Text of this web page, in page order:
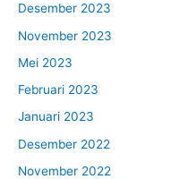
Desember 2023
November 2023
Mei 2023
Februari 2023
Januari 2023
Desember 2022
November 2022